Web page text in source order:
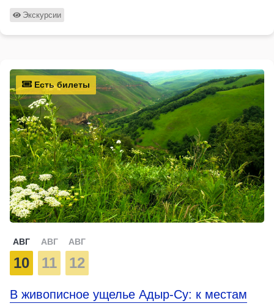
Экскурсии
Есть билеты
АВГ
10
АВГ
11
АВГ
12
В живописное ущелье Адыр-Су: к местам